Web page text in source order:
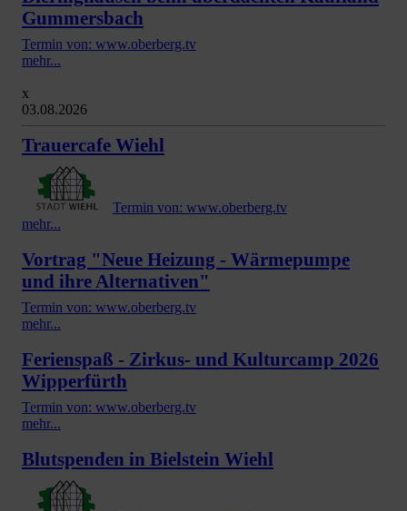
Gummersbach
Termin von: www.oberberg.tv
mehr...
x
03.08.2026
Trauercafe Wiehl
Termin von: www.oberberg.tv
mehr...
Vortrag "Neue Heizung - Wärmepumpe
und ihre Alternativen"
Termin von: www.oberberg.tv
mehr...
Ferienspaß - Zirkus- und Kulturcamp 2026
Wipperfürth
Termin von: www.oberberg.tv
mehr...
Blutspenden in Bielstein Wiehl